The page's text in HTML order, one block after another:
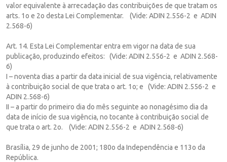
valor equivalente à arrecadação das contribuições de que tratam os
arts. 1o e 2o desta Lei Complementar. (Vide: ADIN 2.556-2 e ADIN
2.568-6)
Art. 14. Esta Lei Complementar entra em vigor na data de sua
publicação, produzindo efeitos: (Vide: ADIN 2.556-2 e ADIN 2.568-
6)
I – noventa dias a partir da data inicial de sua vigência, relativamente
à contribuição social de que trata o art. 1o; e (Vide: ADIN 2.556-2 e
ADIN 2.568-6)
II – a partir do primeiro dia do mês seguinte ao nonagésimo dia da
data de início de sua vigência, no tocante à contribuição social de
que trata o art. 2o. (Vide: ADIN 2.556-2 e ADIN 2.568-6)
Brasília, 29 de junho de 2001; 180o da Independência e 113o da
República.